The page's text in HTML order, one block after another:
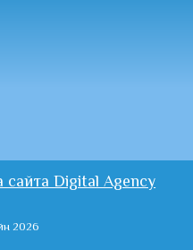
2026
сайта Digital Agency